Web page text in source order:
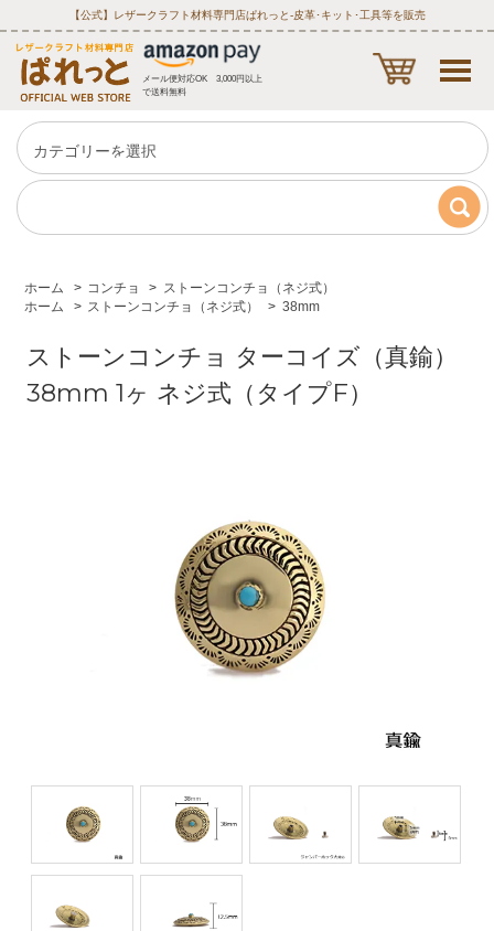
【公式】レザークラフト材料専門店ぱれっと‐皮革･キット･工具等を販売
メール便対応OK 3,000円以上
で送料無料
ホーム > コンチョ > ストーンコンチョ（ネジ式）
ホーム
> ストーンコンチョ（ネジ式） > 38mm
ストーンコンチョ ターコイズ（真鍮）
38mm 1ヶ ネジ式（タイプF）